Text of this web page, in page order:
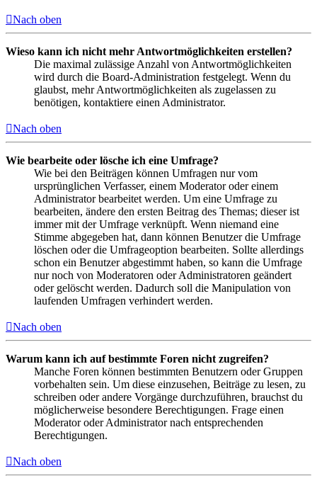
Nach oben
Wieso kann ich nicht mehr Antwortmöglichkeiten erstellen?
Die maximal zulässige Anzahl von Antwortmöglichkeiten
wird durch die Board-Administration festgelegt. Wenn du
glaubst, mehr Antwortmöglichkeiten als zugelassen zu
benötigen, kontaktiere einen Administrator.
Nach oben
Wie bearbeite oder lösche ich eine Umfrage?
Wie bei den Beiträgen können Umfragen nur vom
ursprünglichen Verfasser, einem Moderator oder einem
Administrator bearbeitet werden. Um eine Umfrage zu
bearbeiten, ändere den ersten Beitrag des Themas; dieser ist
immer mit der Umfrage verknüpft. Wenn niemand eine
Stimme abgegeben hat, dann können Benutzer die Umfrage
löschen oder die Umfrageoption bearbeiten. Sollte allerdings
schon ein Benutzer abgestimmt haben, so kann die Umfrage
nur noch von Moderatoren oder Administratoren geändert
oder gelöscht werden. Dadurch soll die Manipulation von
laufenden Umfragen verhindert werden.
Nach oben
Warum kann ich auf bestimmte Foren nicht zugreifen?
Manche Foren können bestimmten Benutzern oder Gruppen
vorbehalten sein. Um diese einzusehen, Beiträge zu lesen, zu
schreiben oder andere Vorgänge durchzuführen, brauchst du
möglicherweise besondere Berechtigungen. Frage einen
Moderator oder Administrator nach entsprechenden
Berechtigungen.
Nach oben